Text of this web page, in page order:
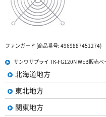
ファンガード (商品番号: 4969887451274)
サンワサプライ TK-FG120N WEB販売ペ
北海道地方
東北地方
関東地方